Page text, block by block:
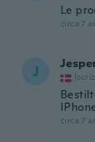
Le
circa 7
J
circa 7